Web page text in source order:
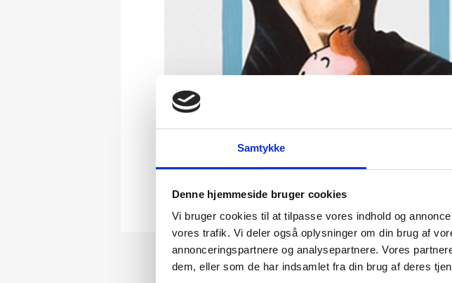
Samtykke
Denne hjemmeside bruger cookies
Vi bruger cookies til at tilpasse vores indhold og
vores trafik. Vi deler også oplysninger om din brug af
annonceringspartnere og analysepartnere. Vores
dem, eller som de har indsamlet fra din brug af deres